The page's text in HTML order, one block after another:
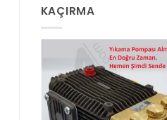
KAÇIRMA